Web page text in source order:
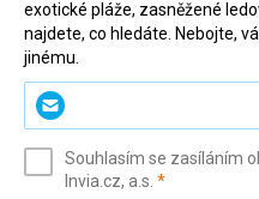
exotické pláže, zasněžené
najdete, co hledáte. Nebojte,
jinému.
Zadejte
svůj
(povinné)
Souhlasím se zasíláním
Invia.cz, a.s. *(povinné)